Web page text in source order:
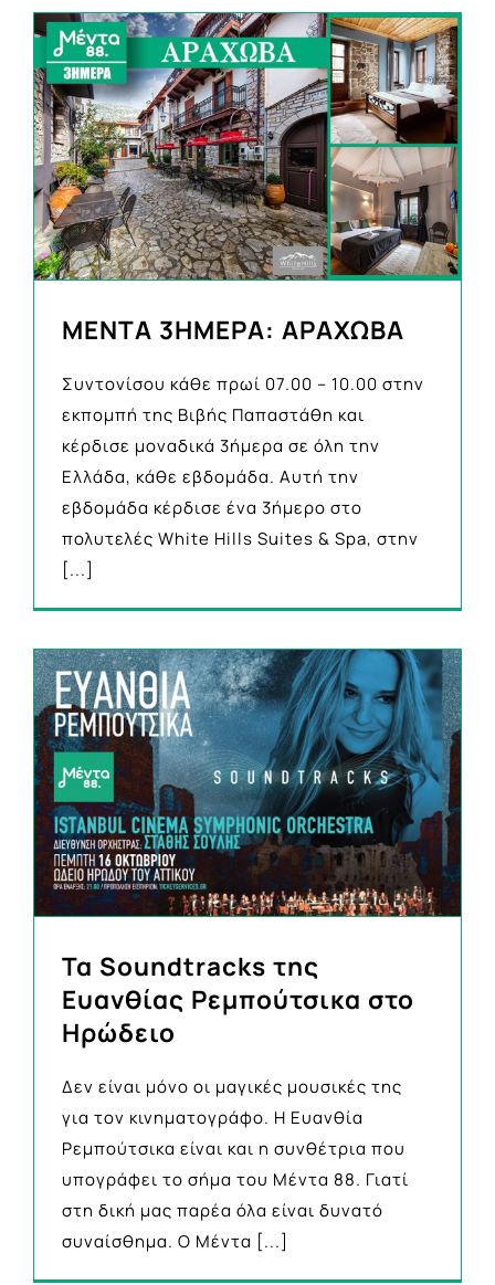
ΜΕΝΤΑ 3ΗΜΕΡΑ: ΑΡΑΧΩΒΑ
Συντονίσου κάθε πρωί 07.00 – 10.00 στην
εκπομπή της Βιβής Παπαστάθη και
κέρδισε μοναδικά 3ήμερα σε όλη την
Ελλάδα, κάθε εβδομάδα. Αυτή την
εβδομάδα κέρδισε ένα 3ήμερο στο
πολυτελές White Hills Suites & Spa, στην
[...]
Τα Soundtracks της
Ευανθίας Ρεμπούτσικα στο
Ηρώδειο
Δεν είναι μόνο οι μαγικές μουσικές της
για τον κινηματογράφο. Η Ευανθία
Ρεμπούτσικα είναι και η συνθέτρια που
υπογράφει το σήμα του Μέντα 88. Γιατί
στη δική μας παρέα όλα είναι δυνατό
συναίσθημα. Ο Μέντα [...]